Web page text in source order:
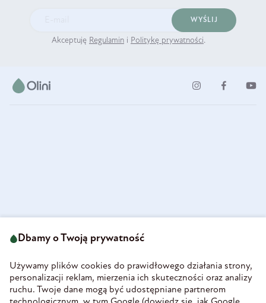
WYŚLIJ
Akceptuję Regulamin i Politykę prywatności.
58-160 Świebodzice
REGON 890213034
INFORMACJE
Dbamy o Twoją prywatność
Używamy plików cookies do prawidłowego działania strony,
personalizacji reklam, mierzenia ich skuteczności oraz analizy
ruchu. Twoje dane mogą być udostępniane partnerom